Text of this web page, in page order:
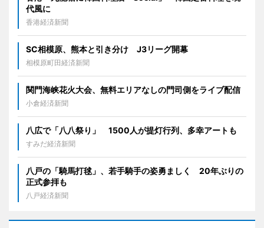
代風に
香港経済新聞
SC相模原、熊本と引き分け J3リーグ開幕
相模原町田経済新聞
関門海峡花火大会、無料エリアなしの門司側をライブ配信
小倉経済新聞
八広で「八八祭り」 1500人が提灯行列、多幸アートも
すみだ経済新聞
八戸の「騎馬打毬」、若手騎手の姿勇ましく 20年ぶりの
正式参拝も
八戸経済新聞